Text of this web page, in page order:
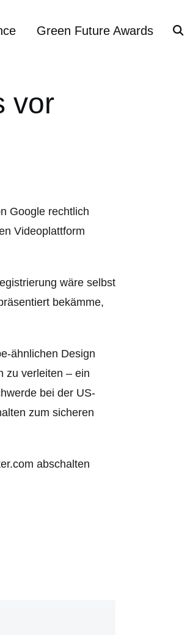
Green Future Awards
vor
Google rechtlich
Videoplattform
wäre selbst
bekämme,
ähnlichen Design
zu verleiten – ein
bei der US-
zum sicheren
abschalten